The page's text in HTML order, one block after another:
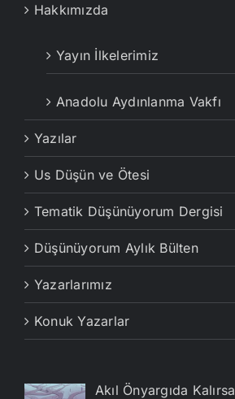
Hakkımızda
Yayın İlkelerimiz
Anadolu Aydınlanma Vakfı
Yazılar
Us Düşün ve Ötesi
Tematik Düşünüyorum Dergisi
Düşünüyorum Aylık Bülten
Yazarlarımız
Konuk Yazarlar
Akıl Önyargıda Kalırsa